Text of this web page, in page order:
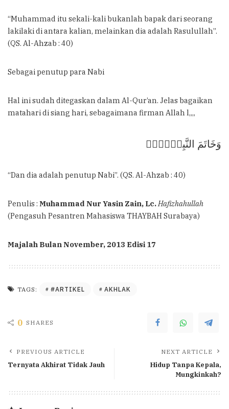
“Muhammad itu sekali-kali bukanlah bapak dari seorang
lakilaki di antara kalian, melainkan dia adalah Rasulullah”.
(QS. Al-Ahzab : 40)
Sebagai penutup para Nabi
Hal ini sudah ditegaskan dalam Al-Qur’an. Jelas bagaikan
matahari di siang hari, sebagaimana firman Allah l,,,,
وَخَاتَمَ النَّبِيّٖنَۗ
“Dan dia adalah penutup Nabi”. (QS. Al-Ahzab : 40)
Penulis : Muhammad Nur Yasin Zain, Lc.Hafizhahullah
(Pengasuh Pesantren Mahasiswa THAYBAH Surabaya)
Majalah Bulan November, 2013 Edisi 17
TAGS: #ARTIKEL AKHLAK
0 SHARES
PREVIOUS ARTICLE
Ternyata Akhirat Tidak Jauh
NEXT ARTICLE
Hidup Tanpa Kepala,
Mungkinkah?